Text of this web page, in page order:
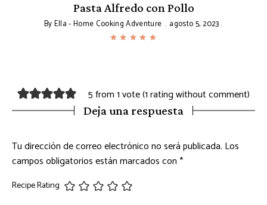
Pasta Alfredo con Pollo
ByElla - Home Cooking Adventure agosto 5, 2023
5 from 1 vote (1 rating without comment)
Deja una respuesta
Tu dirección de correo electrónico no será publicada. Los
campos obligatorios están marcados con*
Recipe Rating